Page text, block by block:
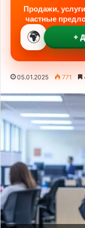
Продажи,
частные
🌍 +
05.01.2025 771